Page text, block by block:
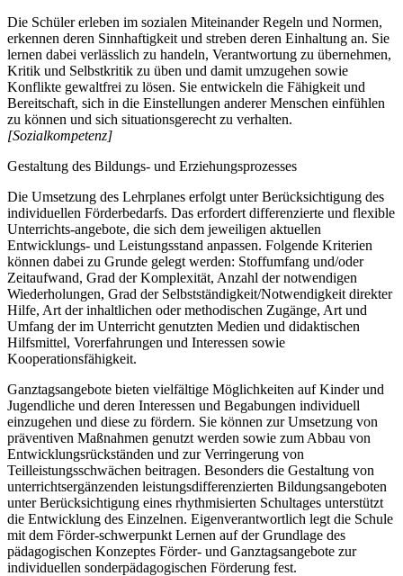
Die Schüler erleben im sozialen Miteinander Regeln und Normen,
erkennen deren Sinnhaftigkeit und streben deren Einhaltung an. Sie
lernen dabei verlässlich zu handeln, Verantwortung zu übernehmen,
Kritik und Selbstkritik zu üben und damit umzugehen sowie
Konflikte gewaltfrei zu lösen. Sie entwickeln die Fähigkeit und
Bereitschaft, sich in die Einstellungen anderer Menschen einfühlen
zu können und sich situationsgerecht zu verhalten.
[Sozialkompetenz]
Gestaltung des Bildungs- und Erziehungsprozesses
Die Umsetzung des Lehrplanes erfolgt unter Berücksichtigung des
individuellen Förderbedarfs. Das erfordert differenzierte und flexible
Unterrichts-angebote, die sich dem jeweiligen aktuellen
Entwicklungs- und Leistungsstand anpassen. Folgende Kriterien
können dabei zu Grunde gelegt werden: Stoffumfang und/oder
Zeitaufwand, Grad der Komplexität, Anzahl der notwendigen
Wiederholungen, Grad der Selbstständigkeit/Notwendigkeit direkter
Hilfe, Art der inhaltlichen oder methodischen Zugänge, Art und
Umfang der im Unterricht genutzten Medien und didaktischen
Hilfsmittel, Vorerfahrungen und Interessen sowie
Kooperationsfähigkeit.
Ganztagsangebote bieten vielfältige Möglichkeiten auf Kinder und
Jugendliche und deren Interessen und Begabungen individuell
einzugehen und diese zu fördern. Sie können zur Umsetzung von
präventiven Maßnahmen genutzt werden sowie zum Abbau von
Entwicklungsrückständen und zur Verringerung von
Teilleistungsschwächen beitragen. Besonders die Gestaltung von
unterrichtsergänzenden leistungsdifferenzierten Bildungsangeboten
unter Berücksichtigung eines rhythmisierten Schultages unterstützt
die Entwicklung des Einzelnen. Eigenverantwortlich legt die Schule
mit dem Förder-schwerpunkt Lernen auf der Grundlage des
pädagogischen Konzeptes Förder- und Ganztagsangebote zur
individuellen sonderpädagogischen Förderung fest.